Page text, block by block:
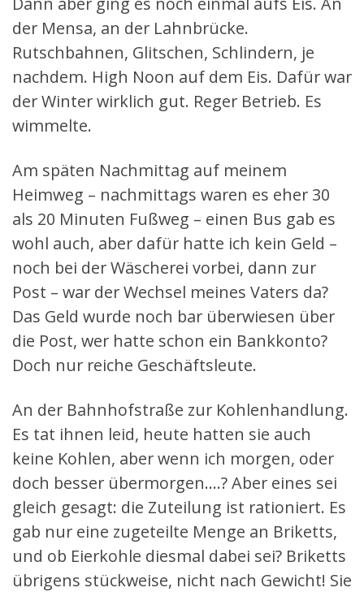
der Mensa, an der Lahnbrücke.
Rutschbahnen, Glitschen, Schlindern, je
nachdem. High Noon auf dem Eis. Dafür war
der Winter wirklich gut. Reger Betrieb. Es
wimmelte.
Am späten Nachmittag auf meinem
Heimweg – nachmittags waren es eher 30
als 20 Minuten Fußweg – einen Bus gab es
wohl auch, aber dafür hatte ich kein Geld –
noch bei der Wäscherei vorbei, dann zur
Post – war der Wechsel meines Vaters da?
Das Geld wurde noch bar überwiesen über
die Post, wer hatte schon ein Bankkonto?
Doch nur reiche Geschäftsleute.
An der Bahnhofstraße zur Kohlenhandlung.
Es tat ihnen leid, heute hatten sie auch
keine Kohlen, aber wenn ich morgen, oder
doch besser übermorgen….? Aber eines sei
gleich gesagt: die Zuteilung ist rationiert. Es
gab nur eine zugeteilte Menge an Briketts,
und ob Eierkohle diesmal dabei sei? Briketts
übrigens stückweise, nicht nach Gewicht! Sie